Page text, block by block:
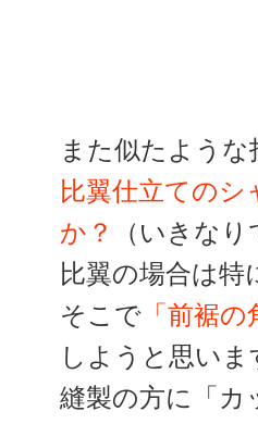
また似たような
比翼仕立ての
か？
（いきな
比翼の場合は
そこで 「前裾
しようと思いま
縫製の方に「カ